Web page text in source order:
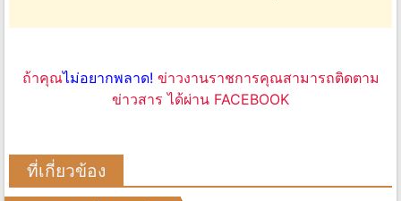
ถ้าคุณไม่อยากพลาด! ข่าวงานราชการคุณสามารถติดตาม
ข่าวสาร ได้ผ่าน FACEBOOK
ที่เกี่ยวข้อง